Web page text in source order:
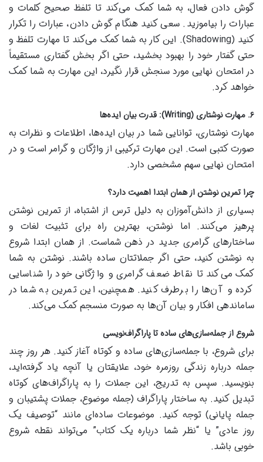
گوش دادن فعال، به شما کمک می‌کند تا تلفظ صحیح کلمات و
عبارات را بیاموزید. سعی کنید هنگام گوش دادن، عبارات را تکرار
کنید (Shadowing). این کار به شما کمک می‌کند تا مهارت تلفظ و
حتی گفتار خود را بهبود بخشید، حتی اگر بخش گفتاری مستقیماً
در امتحان نهایی مورد سنجش قرار نگیرد، این مهارت به شما کمک
خواهد کرد.
۶. مهارت نوشتاری (Writing): قدرت بیان ایده‌ها
مهارت نوشتاری، توانایی شما در بیان ایده‌ها، اطلاعات و نظرات به
صورت کتبی است. این مهارت ترکیبی از واژگان و گرامر است و در
امتحان نهایی سهم مشخصی دارد.
چرا تمرین نوشتن از همان ابتدا اهمیت دارد؟
بسیاری از دانش‌آموزان به دلیل ترس از اشتباه، از تمرین نوشتن
پرهیز می‌کنند. اما نوشتن، بهترین راه برای تثبیت لغات و
ساختارهای گرامری جدید در ذهن شماست. از همان ابتدا شروع
به نوشتن کنید، حتی اگر جملاتتان ساده باشند. نوشتن به شما
کمک می‌کند تا نقاط ضعف گرامری و واژگانی خود را شناسایی
کرده و آن‌ها را برطرف کنید. همچنین، این تمرین به شما در
ساماندهی افکار و بیان آن‌ها به صورت منسجم کمک می‌کند.
شروع از جمله‌سازی‌های ساده تا پاراگراف‌نویسی
برای شروع، با جمله‌سازی‌های ساده و کوتاه آغاز کنید. هر روز چند
جمله درباره زندگی روزمره خود، علایقتان یا آنچه یاد گرفته‌اید،
بنویسید. سپس به تدریج، این جملات را به پاراگراف‌های کوتاه
تبدیل کنید. به ساختار پاراگراف (جمله موضوع، جملات پشتیبان و
جمله پایانی) توجه کنید. موضوعات ساده‌ای مانند “توصیف یک
روز عادی” یا “نظر شما درباره یک کتاب” می‌تواند نقطه شروع
خوبی باشد.